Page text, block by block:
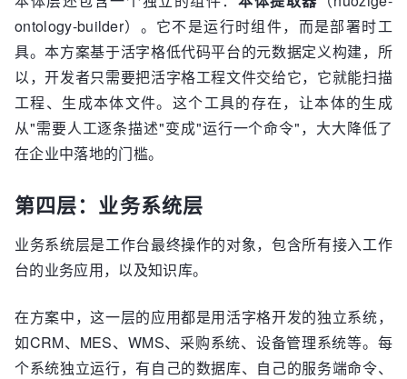
ontology-builder）。它不是运行时组件，而是部署时工
具。本方案基于活字格低代码平台的元数据定义构建，所
以，开发者只需要把活字格工程文件交给它，它就能扫描
工程、生成本体文件。这个工具的存在，让本体的生成
从"需要人工逐条描述"变成"运行一个命令"，大大降低了
在企业中落地的门槛。
第四层：业务系统层
业务系统层是工作台最终操作的对象，包含所有接入工作
台的业务应用，以及知识库。
在方案中，这一层的应用都是用活字格开发的独立系统，
如CRM、MES、WMS、采购系统、设备管理系统等。每
个系统独立运行，有自己的数据库、自己的服务端命令、